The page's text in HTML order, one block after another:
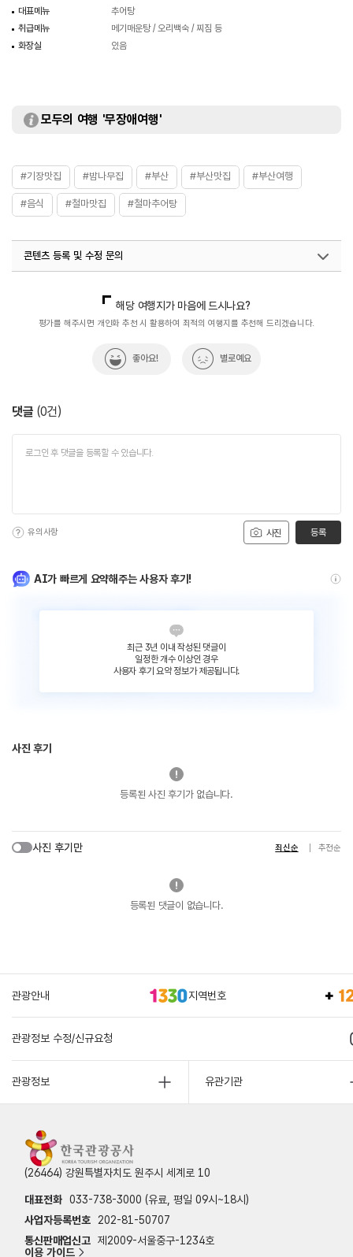
대표메뉴
추어탕
취급메뉴
메기매운탕 / 오리백숙 / 찌짐 등
화장실
있음
모두의 여행 '무장애여행'
#기장맛집 #밤나무집 #부산 #부산맛집 #부산여행
#음식 #철마맛집 #철마추어탕
콘텐츠 등록 및 수정 문의
해당 여행지가 마음에 드시나요?
평가를 해주시면 개인화 추천 시 활용하여 최적의 여행지를 추천해 드리겠습니다.
좋아요! 별로예요
댓글 (0건)
사진
유의사항 등록
AI가 빠르게 요약해주는 사용자 후기!
최근 3년 이내 작성된 댓글이
일정한 개수 이상인 경우
사용자 후기 요약 정보가 제공됩니다.
사진 후기
등록된 사진 후기가 없습니다.
사진 후기만 최신순 추천순
등록된 댓글이 없습니다.
관광안내 지역번호
관광정보 수정/신규요청
관광정보 유관기관
(26464) 강원특별자치도 원주시 세계로 10
대표전화 033-738-3000 (유료, 평일 09시~18시)
사업자등록번호
202-81-50707
통신판매업신고 제2009-서울중구-1234호
이용 가이드